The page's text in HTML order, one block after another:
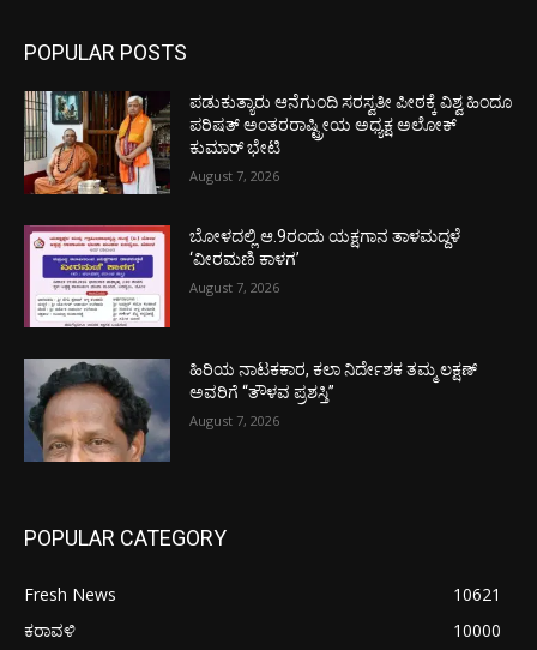
POPULAR POSTS
ಪಡುಕುತ್ಯಾರು ಆನೆಗುಂದಿ ಸರಸ್ವತೀ ಪೀಠಕ್ಕೆ ವಿಶ್ವ ಹಿಂದೂ
ಪರಿಷತ್ ಅಂತರರಾಷ್ಟ್ರೀಯ ಅಧ್ಯಕ್ಷ ಅಲೋಕ್
ಕುಮಾರ್ ಭೇಟಿ
August 7, 2026
ಬೋಳದಲ್ಲಿ ಆ.9ರಂದು ಯಕ್ಷಗಾನ ತಾಳಮದ್ದಳೆ
‘ವೀರಮಣಿ ಕಾಳಗ’
August 7, 2026
ಹಿರಿಯ ನಾಟಕಕಾರ, ಕಲಾ ನಿರ್ದೇಶಕ ತಮ್ಮ ಲಕ್ಷಣ್
ಅವರಿಗೆ “ತೌಳವ ಪ್ರಶಸ್ತಿ”
August 7, 2026
POPULAR CATEGORY
Fresh News
10621
ಕರಾವಳಿ
10000